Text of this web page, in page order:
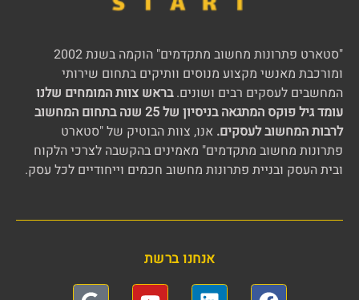
"סטארט פתרונות מחשוב מתקדמים" הוקמה בשנת 2002
ומורכבת מאנשי מקצוע מנוסים וותיקים בתחום שירותי
המחשבים לעסקים רבים ושונים.בראש צוות המומחים שלנו
עומד גיל פוקס המתגאה בניסיון של 25 שנה בתחום המחשוב
לרבות המחשוב לעסקים. אנו, צוות הבוטיק של "סטארט
פתרונות מחשוב מתקדמים" מאמינים בהקשבה לצרכי הלקוח
ובית העסק ובניית פתרונות מחשוב חכמים וייחודיים לכל עסק.
אנחנו ברשת